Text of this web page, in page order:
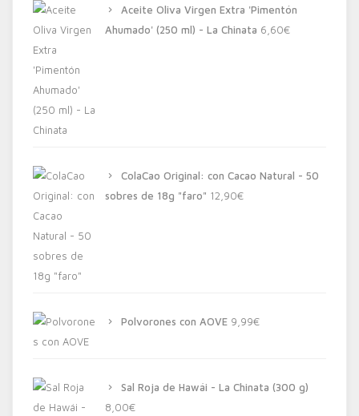
Aceite Oliva Virgen Extra 'Pimentón
Ahumado' (250 ml) - La Chinata 6,60€
ColaCao Original: con Cacao Natural - 50
sobres de 18g "faro" 12,90€
Polvorones con AOVE 9,99€
Sal Roja de Hawái - La Chinata (300 g)
8,00€